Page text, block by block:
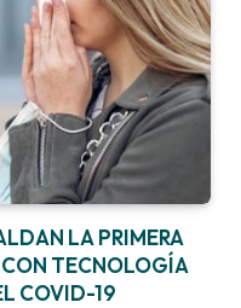
LA PRIMERA
TECNOLOGÍA
COVID-19